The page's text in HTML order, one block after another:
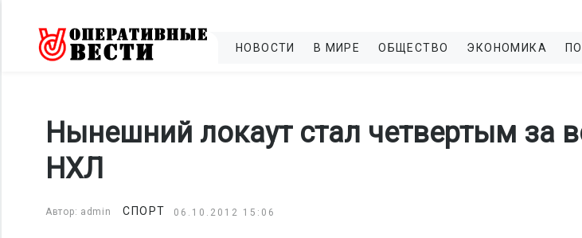
НОВОСТИ В МИРЕ ОБЩЕСТВО ЭКОНОМИКА
Нынешний локаут стал четвертым за
НХЛ
Автор: admin СПОРТ 06.10.2012 15:06